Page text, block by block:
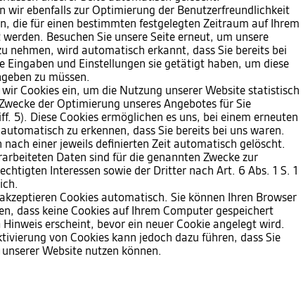
wir ebenfalls zur Optimierung der Benutzerfreundlichkeit
die für einen bestimmten festgelegten Zeitraum auf Ihrem
Besuchen Sie unsere Seite erneut, um unsere
nehmen, wird automatisch erkannt, dass Sie bereits bei
Eingaben und Einstellungen sie getätigt haben, um diese
zu müssen.
Cookies ein, um die Nutzung unserer Website statistisch
der Optimierung unseres Angebotes für Sie
5). Diese Cookies ermöglichen es uns, bei einem erneuten
zu erkennen, dass Sie bereits bei uns waren.
nach einer jeweils definierten Zeit automatisch gelöscht.
Daten sind für die genannten Zwecke zur
Interessen sowie der Dritter nach Art. 6 Abs. 1 S. 1
Cookies automatisch. Sie können Ihren Browser
dass keine Cookies auf Ihrem Computer gespeichert
erscheint, bevor ein neuer Cookie angelegt wird.
von Cookies kann jedoch dazu führen, dass Sie
Website nutzen können.